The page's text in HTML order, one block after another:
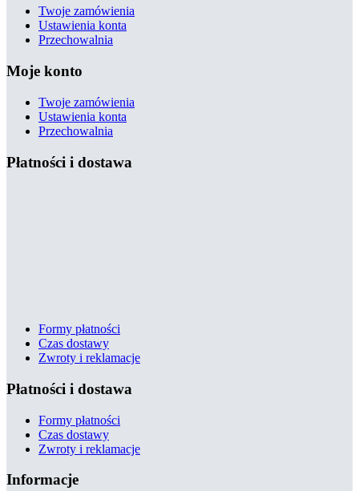
Twoje zamówienia
Ustawienia konta
Przechowalnia
Moje konto
Twoje zamówienia
Ustawienia konta
Przechowalnia
Płatności i dostawa
Formy płatności
Czas dostawy
Zwroty i reklamacje
Płatności i dostawa
Formy płatności
Czas dostawy
Zwroty i reklamacje
Informacje